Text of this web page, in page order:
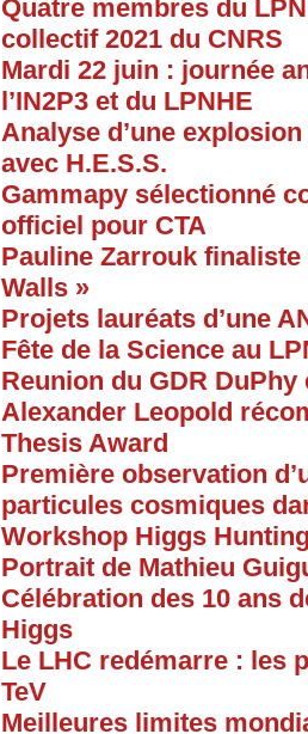
Quatre membres du
collectif 2021 du CNRS
Mardi 22 juin : journée
l’IN2P3 et du LPNHE
Analyse d’une
avec H.E.S.S.
Gammapy sélectionné
officiel pour CTA
Pauline Zarrouk
Walls »
Projets lauréats d’une
Fête de la Science au
Reunion du GDR DuPhy
Alexander Leopold
Thesis Award
Première observation
particules cosmiques
Workshop Higgs
Portrait de Mathieu
Célébration des 10 ans
Higgs
Le LHC redémarre : les
TeV
Meilleures limites